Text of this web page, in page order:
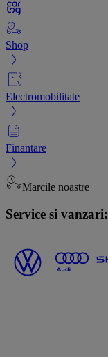
Shop
Electromobilitate
Finantare
Marcile noastre
Service si vanzari: